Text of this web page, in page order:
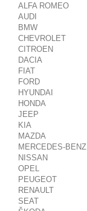
ALFA ROMEO
AUDI
BMW
CHEVROLET
CITROEN
DACIA
FIAT
FORD
HYUNDAI
HONDA
JEEP
KIA
MAZDA
MERCEDES-BENZ
NISSAN
OPEL
PEUGEOT
RENAULT
SEAT